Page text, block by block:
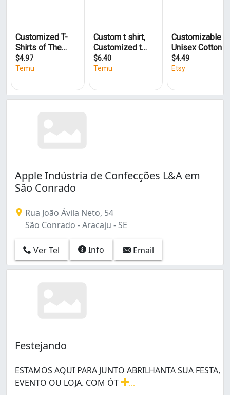
São José (1)
Apple Indústria de Confecções L&A em
São Conrado
Rua João Ávila Neto, 54
São Conrado - Aracaju - SE
Ver Tel Info Email
Festejando
ESTAMOS AQUI PARA JUNTO ABRILHANTA SUA FESTA,
EVENTO OU LOJA. COM ÓT